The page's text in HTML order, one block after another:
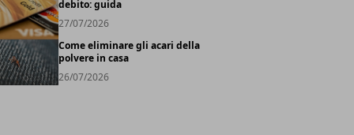
debito: guida
27/07/2026
Come eliminare gli acari della
polvere in casa
26/07/2026